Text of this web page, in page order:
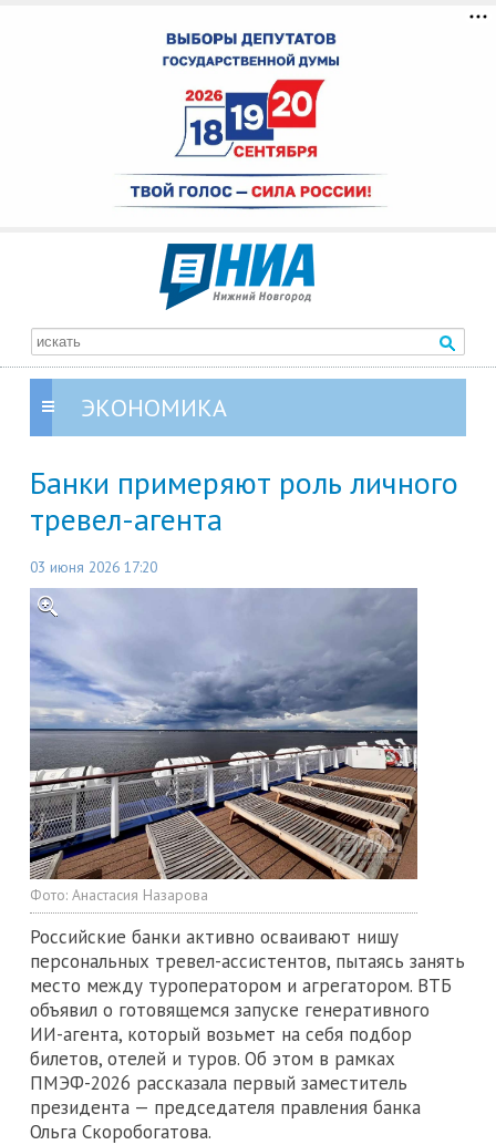
ЭКОНОМИКА
Банки примеряют роль личного
тревел-агента
03 июня 2026 17:20
Фото: Анастасия Назарова
Российские банки активно осваивают нишу
персональных тревел-ассистентов, пытаясь занять
место между туроператором и агрегатором. ВТБ
объявил о готовящемся запуске генеративного
ИИ-агента, который возьмет на себя подбор
билетов, отелей и туров. Об этом в рамках
ПМЭФ-2026 рассказала первый заместитель
президента — председателя правления банка
Ольга Скоробогатова.